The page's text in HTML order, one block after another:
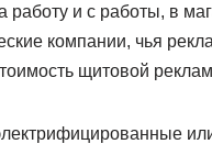
и с работы, в
компании, чья
щитовой